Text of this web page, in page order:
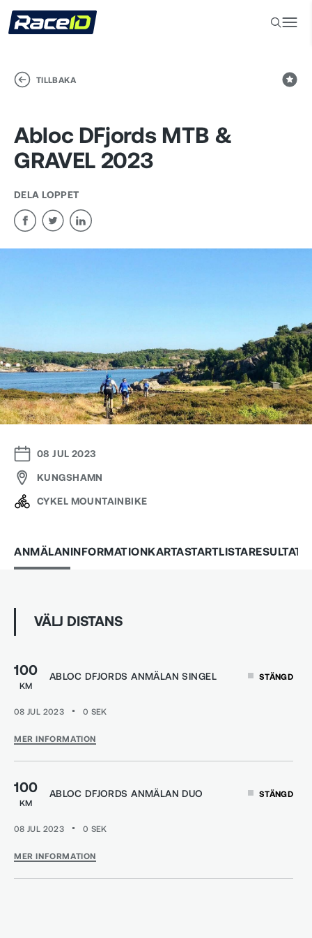
TILLBAKA
Abloc D´Fjords MTB &
GRAVEL 2023
DELA LOPPET
08 JUL 2023
KUNGSHAMN
CYKEL MOUNTAINBIKE
ANMÄLANINFORMATIONKARTASTARTLISTARESULTAT
VÄLJ DISTANS
100
KM
ABLOC D´FJORDS ANMÄLAN SINGEL STÄNGD
08 JUL 2023 0 SEK
MER INFORMATION
100
KM
ABLOC D´FJORDS ANMÄLAN DUO STÄNGD
08 JUL 2023 0 SEK
MER INFORMATION